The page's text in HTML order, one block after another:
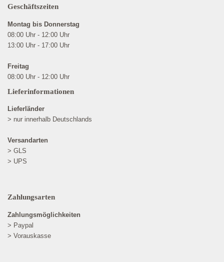
Geschäftszeiten
Montag bis Donnerstag
08:00 Uhr - 12:00 Uhr
13:00 Uhr - 17:00 Uhr
Freitag
08:00 Uhr - 12:00 Uhr
Lieferinformationen
Lieferländer
> nur innerhalb Deutschlands
Versandarten
> GLS
> UPS
Zahlungsarten
Zahlungsmöglichkeiten
> Paypal
> Vorauskasse